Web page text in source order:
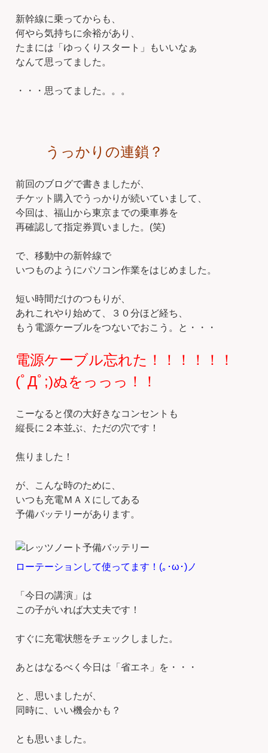
新幹線に乗ってからも、
何やら気持ちに余裕があり、
たまには「ゆっくりスタート」もいいなぁ
なんて思ってました。
・・・思ってました。。。
うっかりの連鎖？
前回のブログで書きましたが、
チケット購入でうっかりが続いていまして、
今回は、福山から東京までの乗車券を
再確認して指定券買いました。(笑)
で、移動中の新幹線で
いつものようにパソコン作業をはじめました。
短い時間だけのつもりが、
あれこれやり始めて、３０分ほど経ち、
もう電源ケーブルをつないでおこう。と・・・
電源ケーブル忘れた！！！！！！
(ﾟДﾟ;)ぬをっっっ！！
こーなると僕の大好きなコンセントも
縦長に２本並ぶ、ただの穴です！
焦りました！
が、こんな時のために、
いつも充電ＭＡＸにしてある
予備バッテリーがあります。
ローテーションして使ってます！(｡･ω･)ノ
「今日の講演」は
この子がいれば大丈夫です！
すぐに充電状態をチェックしました。
あとはなるべく今日は「省エネ」を・・・
と、思いましたが、
同時に、いい機会かも？
とも思いました。